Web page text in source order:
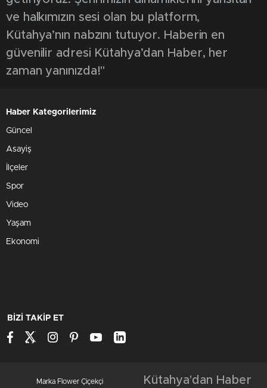
ve halkımızın sesi olan bu platform,
Kütahya’nın nabzını tutuyor. Haberin en
güvenilir adresi Kütahya’dan Haber, her
zaman yanınızda!"
Haber Kategorilerimiz
Güncel
Asayiş
İlçeler
Spor
Video
Yaşam
Ekonomi
BİZİ TAKİP ET
Marka Flower Çiçekçi Kütahya'dan Haber